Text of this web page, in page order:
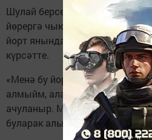
Шулай берсендә Равия белән
йөрергә чыкты. Артур
йорт янында туктатты да
күрсәтте.
«Менә бу йортта минем
алмыйм, алайса, хатын-
ачуланыр. Менә өйләнешкәч,
буларак алып кайтырмын